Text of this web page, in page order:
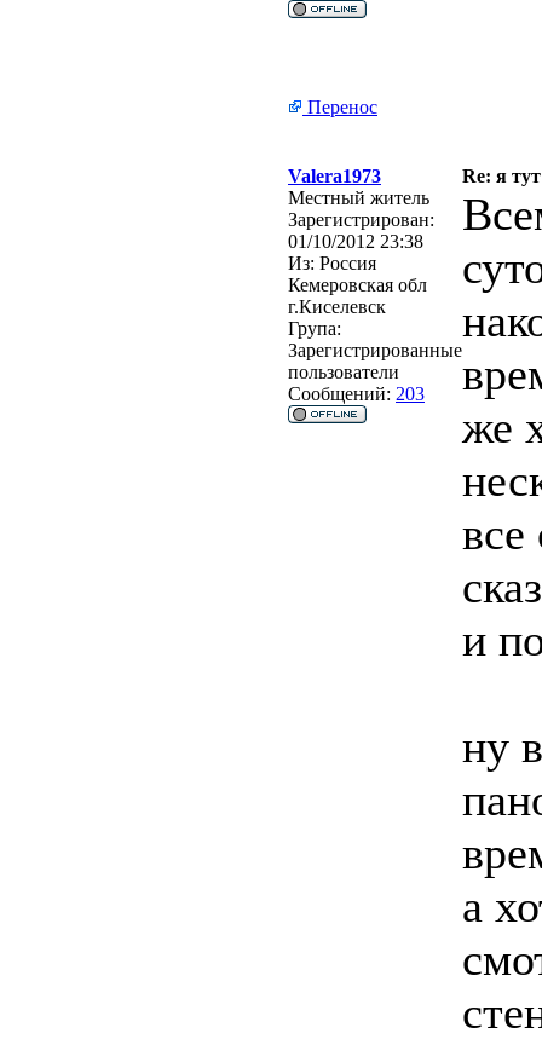
Перенос
Valera1973
Re: я
Местный житель
Зарегистрирован:
01/10/2012 23:38
Из: Россия
Кемеровская обл
г.Киселевск
Група:
Зарегистрированные
пользователи
Сообщений: 203
же
все
и
ну
а